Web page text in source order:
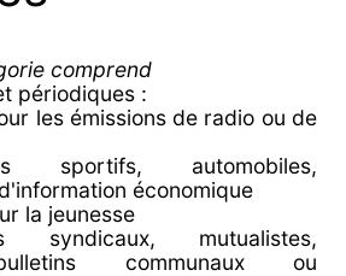
comprend
périodiques :
les émissions de radio ou de
sportifs, automobiles,
économique
la jeunesse
syndicaux, mutualistes,
communaux ou